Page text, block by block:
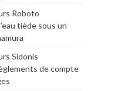
Roboto
tiède sous un
Sidonis
de compte